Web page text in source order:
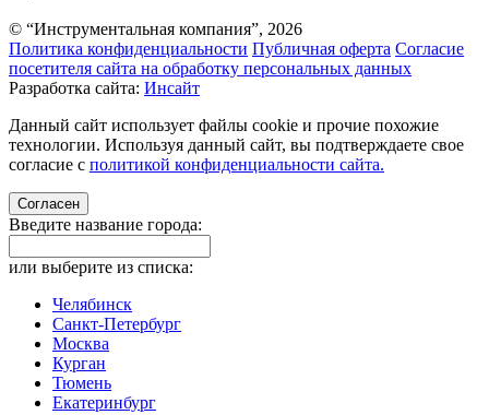
© “Инструментальная компания”, 2026
Политика конфиденциальности Публичная оферта Согласие
посетителя сайта на обработку персональных данных
Разработка сайта: Инсайт
Данный сайт использует файлы cookie и прочие похожие
технологии. Используя данный сайт, вы подтверждаете свое
согласие с политикой конфиденциальности сайта.
Согласен
Введите название города:
или выберите из списка:
Челябинск
Санкт-Петербург
Москва
Курган
Тюмень
Екатеринбург